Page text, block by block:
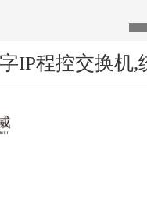
IP程控交换机